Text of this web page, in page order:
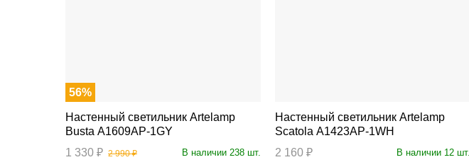
56%
Настенный светильник Artelamp
Busta A1609AP-1GY
1 330 ₽
В наличии 238 шт.
2 990 ₽
Настенный светильник Artelamp
Scatola A1423AP-1WH
2 160 ₽
В наличии 12 шт.